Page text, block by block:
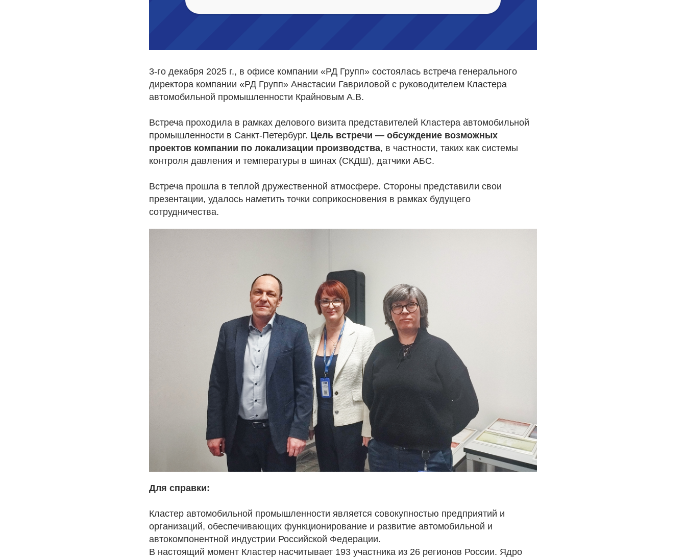
3-го декабря 2025 г., в офисе компании «РД Групп» состоялась встреча генерального
директора компании «РД Групп» Анастасии Гавриловой с руководителем Кластера
автомобильной промышленности Крайновым А.В.
Встреча проходила в рамках делового визита представителей Кластера автомобильной
промышленности в Санкт-Петербург. Цель встречи — обсуждение возможных
проектов компании по локализации производства, в частности, таких как системы
контроля давления и температуры в шинах (СКДШ), датчики АБС.
Встреча прошла в теплой дружественной атмосфере. Стороны представили свои
презентации, удалось наметить точки соприкосновения в рамках будущего
сотрудничества.
Для справки:
Кластер автомобильной промышленности является совокупностью предприятий и
организаций, обеспечивающих функционирование и развитие автомобильной и
автокомпонентной индустрии Российской Федерации.
В настоящий момент Кластер насчитывает 193 участника из 26 регионов России. Ядро